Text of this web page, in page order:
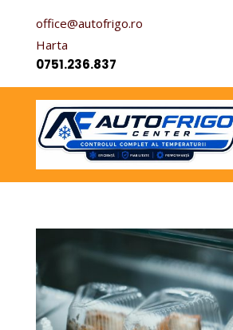
office@autofrigo.ro
Harta
0751.236.837